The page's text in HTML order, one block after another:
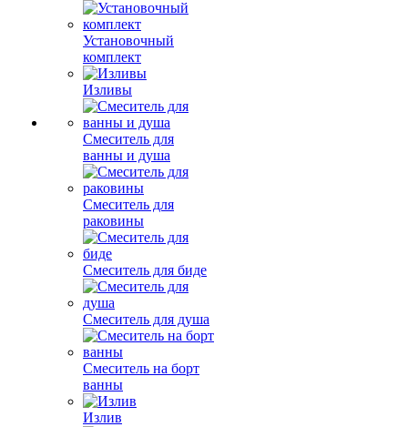
Установочный
комплект
Изливы
Смеситель для
ванны и душа
Смеситель для
раковины
Смеситель для биде
Смеситель для душа
Смеситель на борт
ванны
Излив